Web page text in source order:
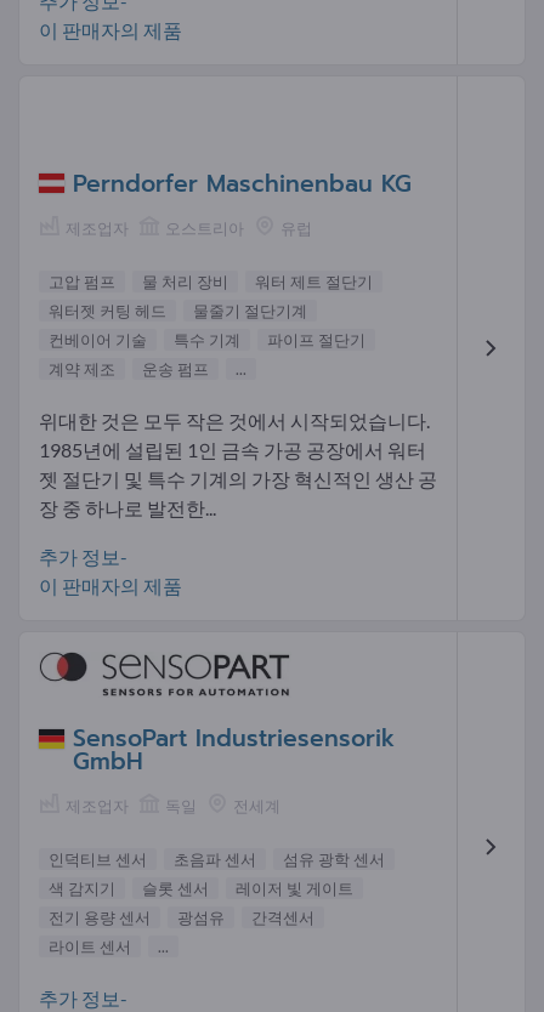
이 판매자의 제품
Perndorfer Maschinenbau KG
제조업자 오스트리아 유럽
고압 펌프 물 처리 장비
워터 제트 절단기
워터젯 커팅 헤드
물줄기 절단기계
컨베이어 기술
특수 기계
파이프 절단기
계약 제조
운송 펌프 ...
위대한 것은 모두 작은 것에서 시작되었습니다.
1985년에 설립된 1인 금속 가공 공장에서 워터
젯 절단기 및 특수 기계의 가장 혁신적인 생산 공
장 중 하나로 발전한...
추가 정보-
이 판매자의 제품
SensoPart Industriesensorik
GmbH
제조업자 독일 전세계
인덕티브 센서 초음파 센서
섬유 광학 센서
색 감지기
슬롯 센서
레이저 빛 게이트
전기 용량 센서
광섬유
간격센서
라이트 센서
...
추가 정보-